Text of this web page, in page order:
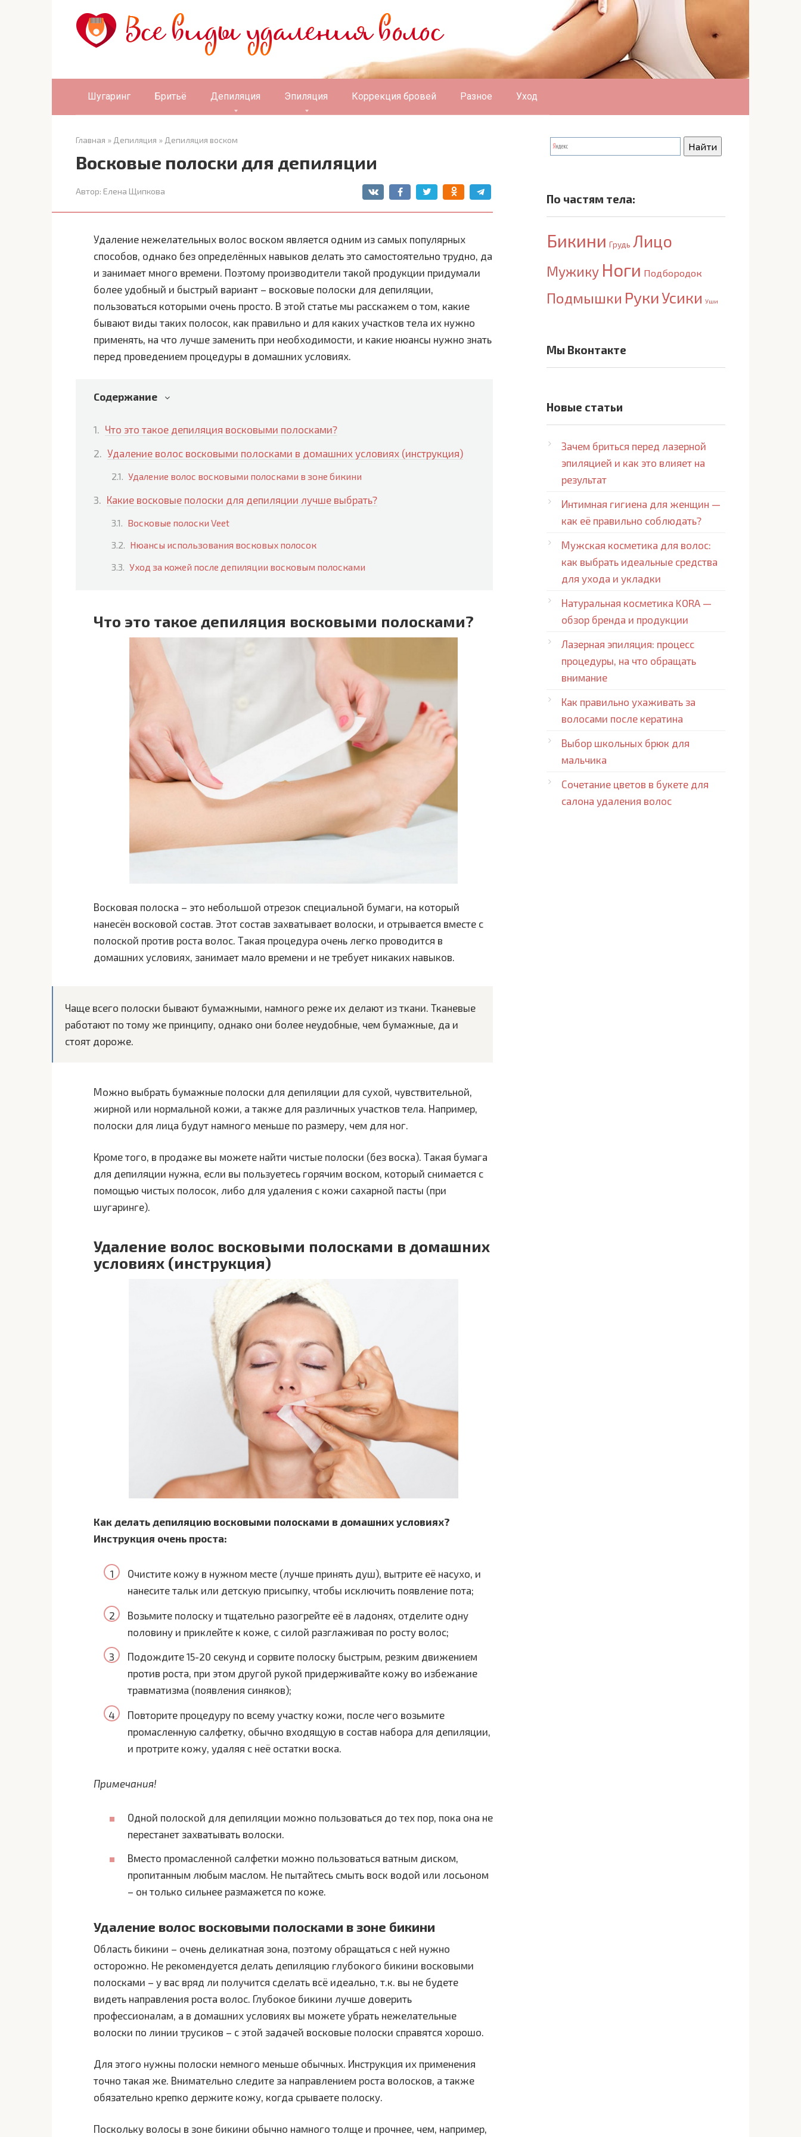
Шугаринг Бритьё Депиляция Эпиляция Коррекция бровей Разное Уход
Главная » Депиляция » Депиляция воском
Восковые полоски для депиляции
Автор: Елена Щипкова
Удаление нежелательных волос воском является одним из самых популярных
способов, однако без определённых навыков делать это самостоятельно трудно, да
и занимает много времени. Поэтому производители такой продукции придумали
более удобный и быстрый вариант – восковые полоски для депиляции,
пользоваться которыми очень просто. В этой статье мы расскажем о том, какие
бывают виды таких полосок, как правильно и для каких участков тела их нужно
применять, на что лучше заменить при необходимости, и какие нюансы нужно знать
перед проведением процедуры в домашних условиях.
Содержание
Что это такое депиляция восковыми полосками?
Удаление волос восковыми полосками в домашних условиях (инструкция)
Удаление волос восковыми полосками в зоне бикини
Какие восковые полоски для депиляции лучше выбрать?
Восковые полоски Veet
Нюансы использования восковых полосок
Уход за кожей после депиляции восковым полосками
Что это такое депиляция восковыми полосками?
Восковая полоска – это небольшой отрезок специальной бумаги, на который
нанесён восковой состав. Этот состав захватывает волоски, и отрывается вместе с
полоской против роста волос. Такая процедура очень легко проводится в
домашних условиях, занимает мало времени и не требует никаких навыков.
Чаще всего полоски бывают бумажными, намного реже их делают из ткани. Тканевые
работают по тому же принципу, однако они более неудобные, чем бумажные, да и
стоят дороже.
Можно выбрать бумажные полоски для депиляции для сухой, чувствительной,
жирной или нормальной кожи, а также для различных участков тела. Например,
полоски для лица будут намного меньше по размеру, чем для ног.
Кроме того, в продаже вы можете найти чистые полоски (без воска). Такая бумага
для депиляции нужна, если вы пользуетесь горячим воском, который снимается с
помощью чистых полосок, либо для удаления с кожи сахарной пасты (при
шугаринге).
Удаление волос восковыми полосками в домашних
условиях (инструкция)
Как делать депиляцию восковыми полосками в домашних условиях?
Инструкция очень проста:
Очистите кожу в нужном месте (лучше принять душ), вытрите её насухо, и
нанесите тальк или детскую присыпку, чтобы исключить появление пота;
Возьмите полоску и тщательно разогрейте её в ладонях, отделите одну
половину и приклейте к коже, с силой разглаживая по росту волос;
Подождите 15-20 секунд и сорвите полоску быстрым, резким движением
против роста, при этом другой рукой придерживайте кожу во избежание
травматизма (появления синяков);
Повторите процедуру по всему участку кожи, после чего возьмите
промасленную салфетку, обычно входящую в состав набора для депиляции,
и протрите кожу, удаляя с неё остатки воска.
Примечания!
Одной полоской для депиляции можно пользоваться до тех пор, пока она не
перестанет захватывать волоски.
Вместо промасленной салфетки можно пользоваться ватным диском,
пропитанным любым маслом. Не пытайтесь смыть воск водой или лосьоном
– он только сильнее размажется по коже.
Удаление волос восковыми полосками в зоне бикини
Область бикини – очень деликатная зона, поэтому обращаться с ней нужно
осторожно. Не рекомендуется делать депиляцию глубокого бикини восковыми
полосками – у вас вряд ли получится сделать всё идеально, т.к. вы не будете
видеть направления роста волос. Глубокое бикини лучше доверить
профессионалам, а в домашних условиях вы можете убрать нежелательные
волоски по линии трусиков – с этой задачей восковые полоски справятся хорошо.
Для этого нужны полоски немного меньше обычных. Инструкция их применения
точно такая же. Внимательно следите за направлением роста волосков, а также
обязательно крепко держите кожу, когда срываете полоску.
Поскольку волосы в зоне бикини обычно намного толще и прочнее, чем, например,
По частям тела:
Бикини Грудь Лицо
Мужику Ноги Подбородок
Подмышки РукиУсики Уши
Мы Вконтакте
Новые статьи
Зачем бриться перед лазерной
эпиляцией и как это влияет на
результат
Интимная гигиена для женщин —
как её правильно соблюдать?
Мужская косметика для волос:
как выбрать идеальные средства
для ухода и укладки
Натуральная косметика KORA —
обзор бренда и продукции
Лазерная эпиляция: процесс
процедуры, на что обращать
внимание
Как правильно ухаживать за
волосами после кератина
Выбор школьных брюк для
мальчика
Сочетание цветов в букете для
салона удаления волос